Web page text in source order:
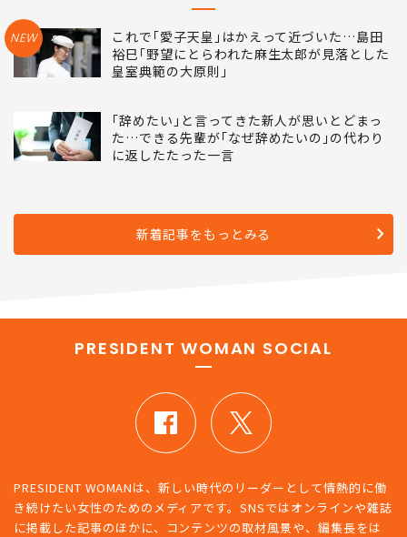
NEW
これで｢愛子天皇｣はかえって近づいた…島田
裕巳｢野望にとらわれた麻生太郎が見落とした
皇室典範の大原則｣
｢辞めたい｣と言ってきた新人が思いとどまっ
た…できる先輩が｢なぜ辞めたいの｣の代わり
に返したたった一言
新着記事をもっとみる
PRESIDENT WOMAN SOCIAL
PRESIDENT WOMANは、新しい時代のリーダーとして情熱的に働
き続けたい女性のためのメディアです。SNSではオンラインや雑誌
に掲載した記事のほかに、コンテンツの取材風景や、編集長をは